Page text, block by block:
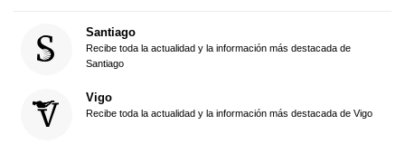
Santiago
Recibe toda la actualidad y la información más destacada de
Santiago
Vigo
Recibe toda la actualidad y la información más destacada de Vigo